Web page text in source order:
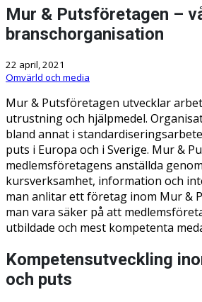
Mur & Putsföretagen –
branschorganisation
22 april, 2021
Omvärld och media
Mur & Putsföretagen utvecklar
utrustning och hjälpmedel.
bland annat i
puts i Europa och i Sverige. Mur &
medlemsföretagens anställda
kursverksamhet, information och
man anlitar ett företag inom Mur &
man vara säker på att
utbildade och mest kompetenta
Kompetensutveckling
och puts